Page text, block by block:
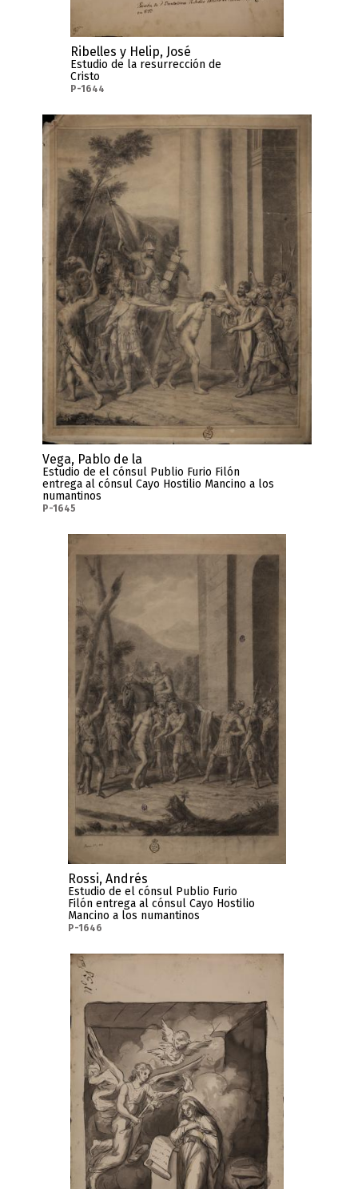
Ribelles y Helip, José
Estudio de la resurrección de
Cristo
P-1644
Vega, Pablo de la
Estudio de el cónsul Publio Furio Filón
entrega al cónsul Cayo Hostilio Mancino a los
numantinos
P-1645
Rossi, Andrés
Estudio de el cónsul Publio Furio
Filón entrega al cónsul Cayo Hostilio
Mancino a los numantinos
P-1646